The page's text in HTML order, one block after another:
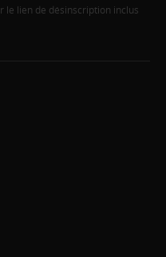
le lien de désinscription inclus